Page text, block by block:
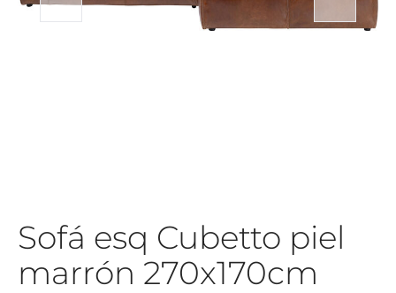
Sofá esq Cubetto piel
marrón 270x170cm